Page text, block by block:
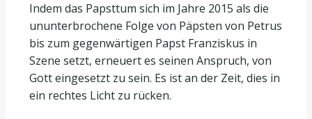
Indem das Papsttum sich im Jahre 2015 als die
ununterbrochene Folge von Päpsten von Petrus
bis zum gegenwärtigen Papst Franziskus in
Szene setzt, erneuert es seinen Anspruch, von
Gott eingesetzt zu sein. Es ist an der Zeit, dies in
ein rechtes Licht zu rücken.